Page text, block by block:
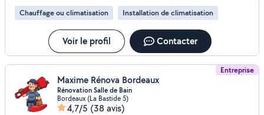
Chauffage ou climatisation Installation de climatisation
Voir le profil Contacter
Entreprise
Maxime Rénova Bordeaux
Rénovation Salle de Bain
Bordeaux (La Bastide 5)
4,7/5 (38 avis)